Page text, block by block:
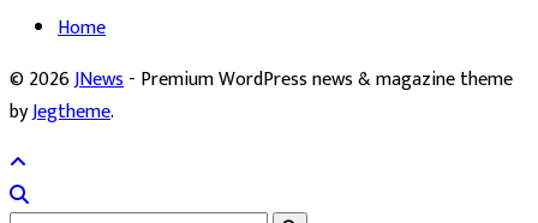
Home
© 2026JNews- Premium WordPress news & magazine theme
byJegtheme.